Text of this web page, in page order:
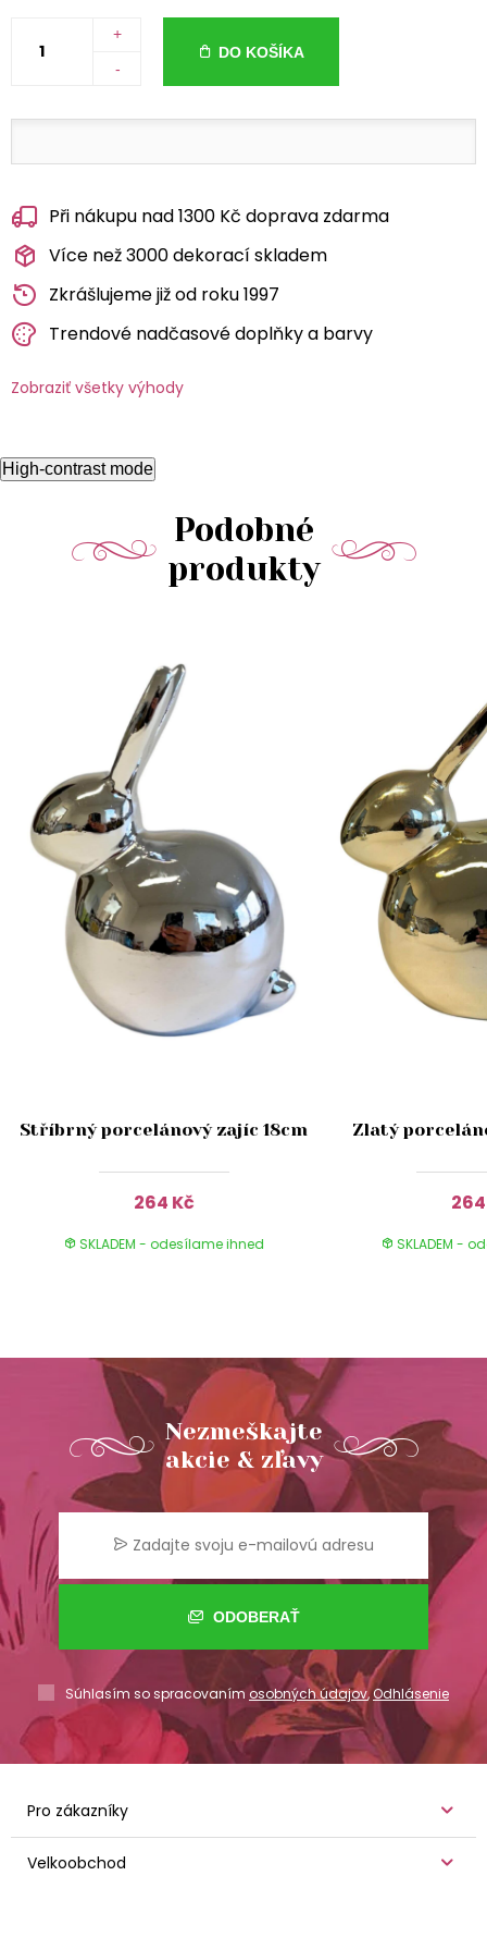
+
-
DO KOŠÍKA
Při nákupu nad 1300 Kč doprava zdarma
Více než 3000 dekorací skladem
Zkrášlujeme již od roku 1997
Trendové nadčasové doplňky a barvy
Zobraziť všetky výhody
High-contrast mode
Podobné
produkty
Stříbrný porcelánový zajíc 18cm
264 Kč
SKLADEM - odesílame ihned
Zlatý
SKLADEM -
Nezmeškajte
akcie & zľavy
ODOBERAŤ
Súhlasím so spracovaním osobných údajov,Odhlásenie
Pro zákazníky
Velkoobchod